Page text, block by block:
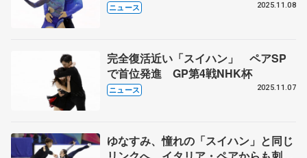
ニュース 2025.11.08
完全復活近い「スイハン」 ペアSP
で首位発進 GP第4戦NHK杯
ニュース 2025.11.07
ゆなすみ、憧れの「スイハン」と同じ